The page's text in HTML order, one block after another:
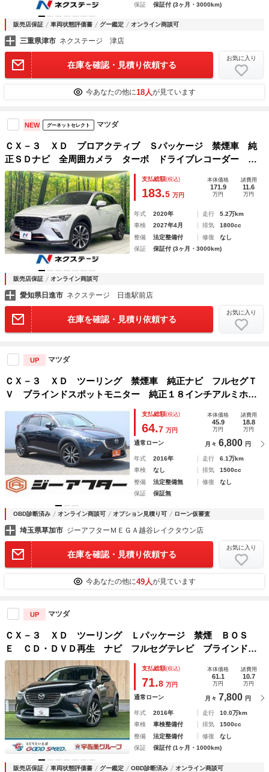
保証
保証付 (3ヶ月・3000km)
販売店保証 車両状態評価書 グー鑑定 オンライン商談可
三重県津市 ネクステージ 津店
在庫を確認・見積り依頼する
お気に入り
今あなたの他に18人が見ています
NEW グーネットセレクト マツダ
ＣＸ－３ ＸＤ プロアクティブ Ｓパッケージ 禁煙車 純
正ＳＤナビ 全周囲カメラ ターボ ドライブレコーダー パ
ワーシート 前席シートヒーター ＣＤ／ＤＶＤ再生 ＬＥＤ
ヘッドライト ＬＥＤフォグライト 電動格納ミラー プライ
バシーガラス
支払総額(税込)
183.5 万円
本体価格
171.9
万円
諸費用
11.6
万円
年式 2020年 走行
5.2万km
車検
2027年4月 排気
1800cc
整備
法定整備付 修復
なし
保証
保証付 (3ヶ月・3000km)
販売店保証 オンライン商談可
愛知県日進市 ネクステージ 日進駅前店
在庫を確認・見積り依頼する
お気に入り
UP マツダ
ＣＸ－３ ＸＤ ツーリング 禁煙車 純正ナビ フルセグＴ
Ｖ ブラインドスポットモニター 純正１８インチアルミホイ
ール ＥＴＣ クルーズコントロール ＬＥＤヘッドライト
アイドリングストップ スマートキープッシュスタート
支払総額(税込)
64.7 万円
本体価格
45.9
万円
諸費用
18.8
万円
通常ローン 月々 6,800 円
年式 2016年 走行
6.1万km
車検
なし 排気
1500cc
整備
法定整備無 修復
なし
保証
保証無
OBD診断済み オンライン商談可 オプション見積り可 ローン仮審査
埼玉県草加市 ジーアフターＭＥＧＡ越谷レイクタウン店
在庫を確認・見積り依頼する
お気に入り
今あなたの他に49人が見ています
UP マツダ
ＣＸ－３ ＸＤ ツーリング Ｌパッケージ 禁煙 ＢＯＳ
Ｅ ＣＤ・ＤＶＤ再生 ナビ フルセグテレビ ブラインドス
ポットモニター ヘッドアップディスプレイ クルーズコント
ロール スマートキー プッシュスタート ＥＴＣ 純正１８
インチアルミホイール
支払総額(税込)
71.8 万円
本体価格
61.1
万円
諸費用
10.7
万円
通常ローン 月々 7,800 円
年式 2016年 走行
10.0万km
車検
車検整備付 排気
1500cc
整備
法定整備付 修復
なし
保証
保証付 (1ヶ月・1000km)
販売店保証 車両状態評価書 グー鑑定 OBD診断済み
オンライン商談可